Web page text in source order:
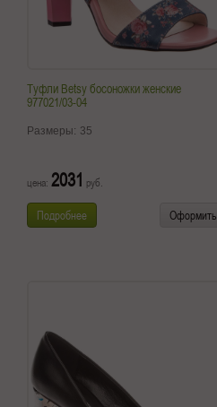
Туфли Betsy босоножки женские
977021/03-04
Размеры: 35
цена: 2031 руб.
Подробнее Оформить